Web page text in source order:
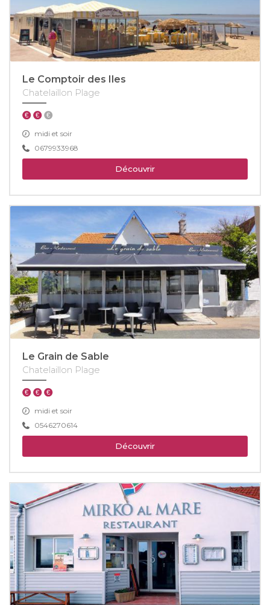
Le Comptoir des Iles
Chatelaillon Plage
midi et soir
0679933968
Découvrir
Le Grain de Sable
Chatelaillon Plage
midi et soir
0546270614
Découvrir